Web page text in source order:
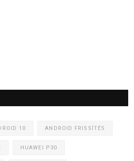
10 ANDROID FRISSÍTÉS
HUAWEI P30